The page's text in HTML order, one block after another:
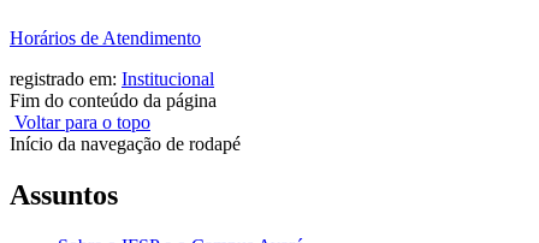
Horários de Atendimento
registrado em: Institucional
Fim do conteúdo da página
Voltar para o topo
Início da navegação de rodapé
Assuntos